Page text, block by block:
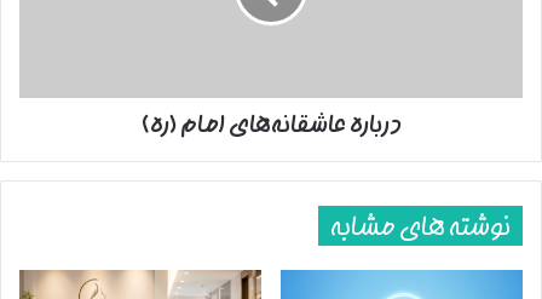
چون «سمیر جعجع» که اکنون رئیس حزب نیروهای لبنانی است، با
بنابراین شرایط به گونه‌ای پیش‌ می‌رفت که تبدیل شدن لبنان به
فلسطین دوم دور از انتظار نبود. بعد از ناتوانی دولت و ارتش لبنان در
مقابله با تجاوزات اشغالگران، نیاز به وجود یک تشکیلات حزبی و
مقاومت برای ایستادگی در برابر دشمن، به شدت احساس می‌شد. در
سال 1985 بود که جنبش حزب‌الله لبنان به عنوان یک گروه مقاومتی و
تحت تاثیر آموزه‌ها و حمایت‌های انقلاب اسلامی ایران شکل گرفت و
درباره عاشقانه‌های امام (ره)
نوشته های مشابه